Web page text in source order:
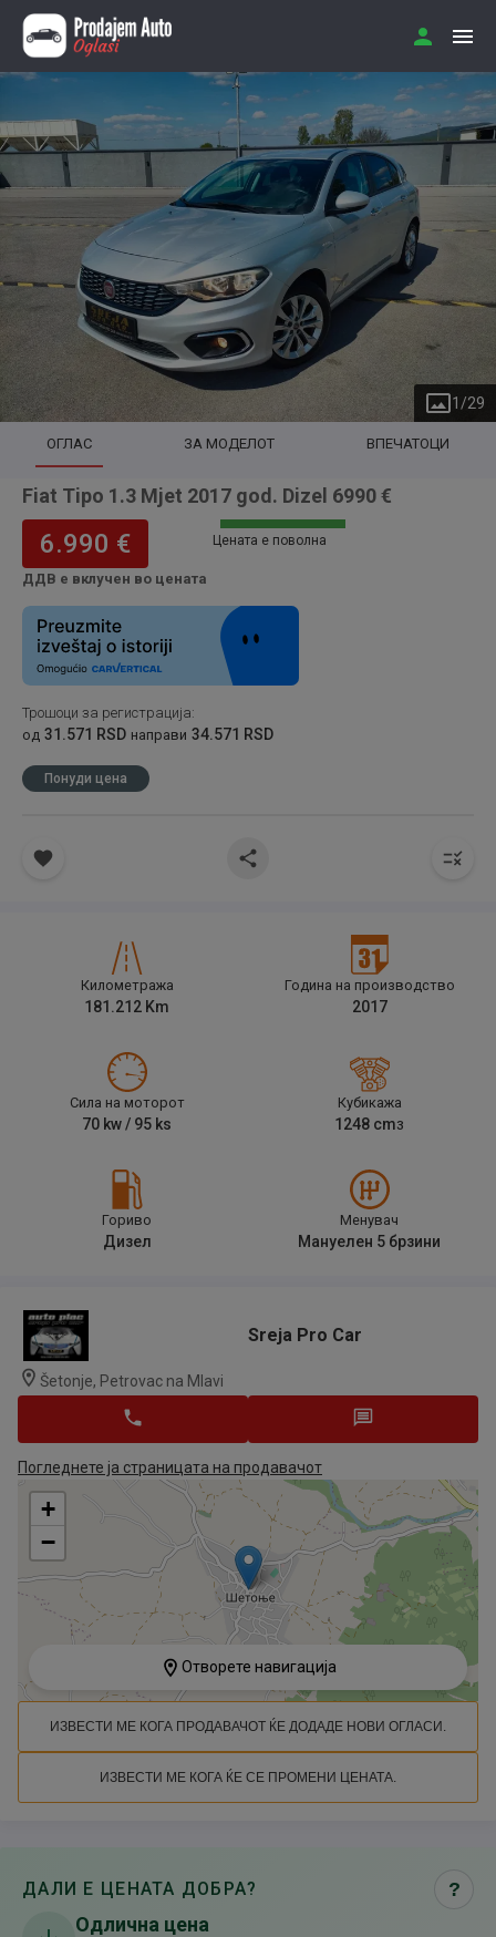
1 /29
ОГЛАС ЗА МОДЕЛОТ ВПЕЧАТОЦИ
Fiat Tipo 1.3 Mjet 2017 god. Dizel 6990 €
6.990 €
ДДВ е вклучен во цената
Цената е поволна
Трошоци за регистрација:
од 31.571 RSD направи 34.571 RSD
Понуди цена
Километража
181.212 Km
Година на производство
2017
Сила на моторот
70 kw / 95 ks
Кубикажа
1248 cm3
Гориво
Дизел
Менувач
Мануелен 5 брзини
Sreja Pro Car
Šetonje, Petrovac na Mlavi
Погледнете ја страницата на продавачот
+
−
Отворете навигација
ИЗВЕСТИ МЕ КОГА ПРОДАВАЧОТ ЌЕ ДОДАДЕ НОВИ ОГЛАСИ.
ИЗВЕСТИ МЕ КОГА ЌЕ СЕ ПРОМЕНИ ЦЕНАТА.
ДАЛИ Е ЦЕНАТА ДОБРА? ?
Одлична цена